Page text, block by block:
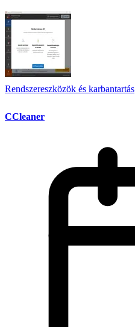
Rendszereszközök és karbantartás
CCleaner